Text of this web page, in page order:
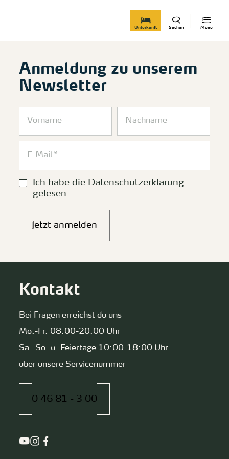
Menü
Suchen
Unterkunft
Anmeldung zu unserem
Newsletter
Ich habe die Datenschutzerklärung
gelesen.
Jetzt anmelden
Kontakt
Bei Fragen erreichst du uns
Mo.-Fr. 08:00-20:00 Uhr
Sa.-So. u. Feiertage 10:00-18:00 Uhr
über unsere Servicenummer
0 46 81 - 3 00